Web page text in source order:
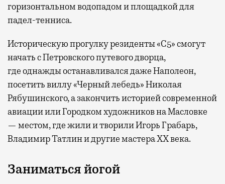
горизонтальном водопадом и площадкой для
падел-тенниса.
Историческую прогулку резиденты «С5» смогут
начать с Петровского путевого дворца,
гдеоднажды останавливался даже Наполеон,
посетить виллу «Черный лебедь» Николая
Рябушинского, а закончить историей современной
авиации или Городком художников на Масловке
— местом, где жили и творили Игорь Грабарь,
Владимир Татлин и другие мастера XX века.
Заниматься йогой